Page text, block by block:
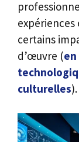
certains
d’œuvre (
culturelles).